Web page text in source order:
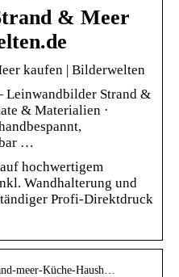
& Meer
kaufen | Bilderwelten
Strand &
& Materialien ·
…
hochwertigem
Wandhalterung und
Profi-Direktdruck
meer-Küche-Haush…